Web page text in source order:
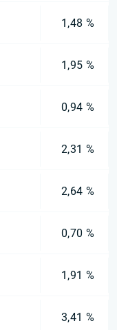
1,48 %
1,95 %
0,94 %
2,31 %
2,64 %
0,70 %
1,91 %
3,41 %